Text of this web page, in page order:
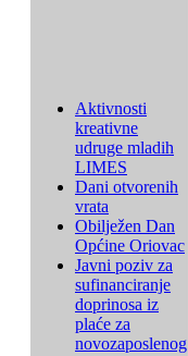
Aktivnosti
kreativne
udruge mladih
LIMES
Dani otvorenih
vrata
Obilježen Dan
Općine Oriovac
Javni poziv za
sufinanciranje
doprinosa iz
plaće za
novozaposlenog